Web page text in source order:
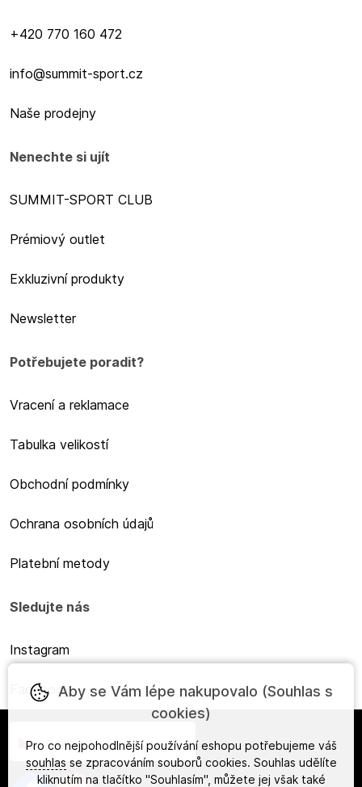
+420 770 160 472
info@summit-sport.cz
Naše prodejny
Nenechte si ujít
SUMMIT-SPORT CLUB
Prémiový outlet
Exkluzivní produkty
Newsletter
Potřebujete poradit?
Vracení a reklamace
Tabulka velikostí
Obchodní podmínky
Ochrana osobních údajů
Platební metody
Sledujte nás
Instagram
Facebook
Česky
Aby se Vám lépe nakupovalo (Souhlas s
cookies)
Pro co nejpohodlnější používání eshopu potřebujeme váš
souhlas se zpracováním souborů cookies. Souhlas udělíte
kliknutím na tlačítko "Souhlasím", můžete jej však také